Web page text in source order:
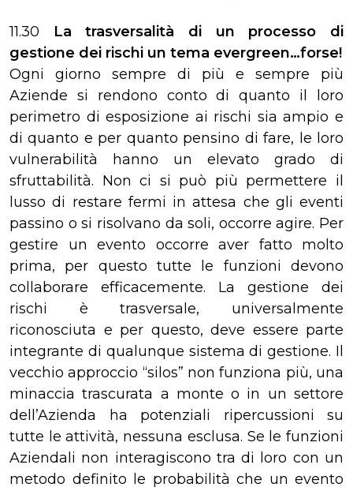
11.30
La trasversalità di un processo di
gestione dei rischi un tema evergreen…forse!
Ogni giorno sempre di più e sempre più
Aziende si rendono conto di quanto il loro
perimetro di esposizione ai rischi sia ampio e
di quanto e per quanto pensino di fare, le loro
vulnerabilità hanno un elevato grado di
sfruttabilità. Non ci si può più permettere il
lusso di restare fermi in attesa che gli eventi
passino o si risolvano da soli, occorre agire. Per
gestire un evento occorre aver fatto molto
prima, per questo tutte le funzioni devono
collaborare efficacemente. La gestione dei
rischi è trasversale, universalmente
riconosciuta e per questo, deve essere parte
integrante di qualunque sistema di gestione. Il
vecchio approccio “silos” non funziona più, una
minaccia trascurata a monte o in un settore
dell’Azienda ha potenziali ripercussioni su
tutte le attività, nessuna esclusa. Se le funzioni
Aziendali non interagiscono tra di loro con un
metodo definito le probabilità che un evento